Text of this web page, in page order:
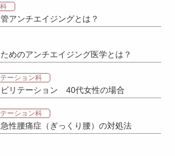
アンチエイジングとは？
めのアンチエイジング医学とは？
ーション科
リテーション 40代女性の場合
ーション科
性腰痛症（ぎっくり腰）の対処法